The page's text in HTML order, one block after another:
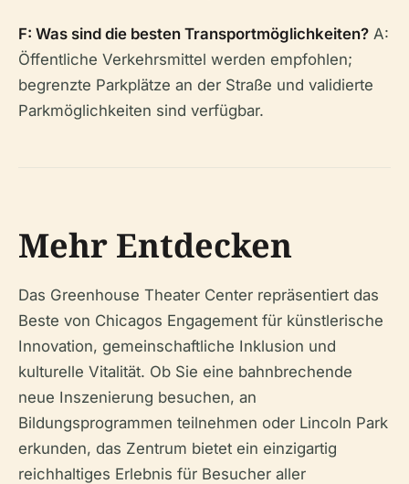
F: Was sind die besten Transportmöglichkeiten? A:
Öffentliche Verkehrsmittel werden empfohlen;
begrenzte Parkplätze an der Straße und validierte
Parkmöglichkeiten sind verfügbar.
Mehr Entdecken
Das Greenhouse Theater Center repräsentiert das
Beste von Chicagos Engagement für künstlerische
Innovation, gemeinschaftliche Inklusion und
kulturelle Vitalität. Ob Sie eine bahnbrechende
neue Inszenierung besuchen, an
Bildungsprogrammen teilnehmen oder Lincoln Park
erkunden, das Zentrum bietet ein einzigartig
reichhaltiges Erlebnis für Besucher aller